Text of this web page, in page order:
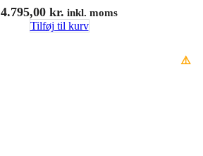
4.795,00 kr. inkl. moms
Tilføj til kurv
⚠️